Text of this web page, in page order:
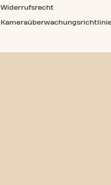
Widerrufsrecht